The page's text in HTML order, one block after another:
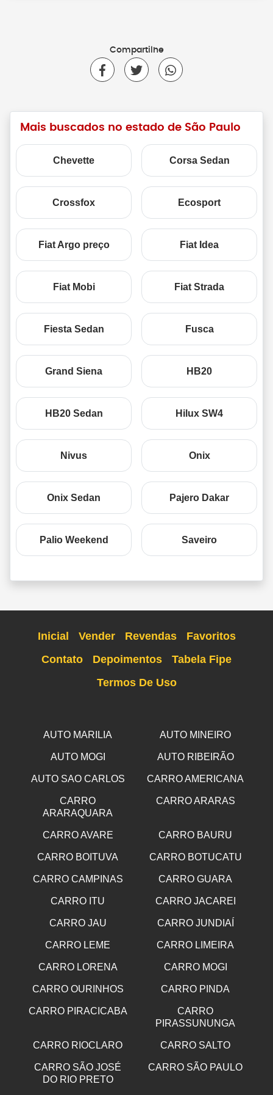
Compartilhe
Mais buscados no estado de São Paulo
Chevette Corsa Sedan
Crossfox Ecosport
Fiat Argo preço Fiat Idea
Fiat Mobi Fiat Strada
Fiesta Sedan Fusca
Grand Siena HB20
HB20 Sedan Hilux SW4
Nivus Onix
Onix Sedan Pajero Dakar
Palio Weekend Saveiro
Inicial Vender Revendas
Favoritos
Contato
Depoimentos
Tabela Fipe
Termos De Uso
AUTO MARILIA AUTO MINEIRO
AUTO MOGI AUTO RIBEIRÃO
AUTO SAO CARLOS CARRO AMERICANA
CARRO
ARARAQUARA
CARRO ARARAS
CARRO AVARE CARRO BAURU
CARRO BOITUVA CARRO BOTUCATU
CARRO CAMPINAS CARRO GUARA
CARRO ITU CARRO JACAREI
CARRO JAU CARRO JUNDIAÍ
CARRO LEME CARRO LIMEIRA
CARRO LORENA CARRO MOGI
CARRO OURINHOS CARRO PINDA
CARRO PIRACICABA
CARRO
PIRASSUNUNGA
CARRO RIOCLARO CARRO SALTO
CARRO SÃO JOSÉ
DO RIO PRETO
CARRO SÃO PAULO